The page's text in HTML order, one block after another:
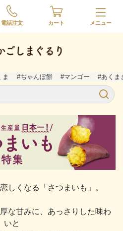
電話注文 カート
ま #ぢゃんぼ餅 #マンゴー #あくま
しくなる「さつまいも」。
な甘みに、あっさりした味わ
いと